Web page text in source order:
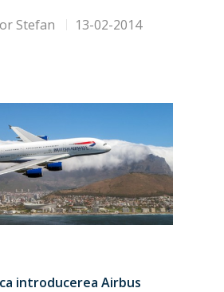
Stefan 13-02-2014
introducerea Airbus